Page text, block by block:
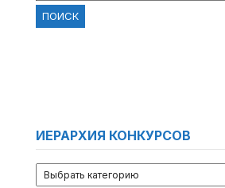
ИЕРАРХИЯ КОНКУРСОВ